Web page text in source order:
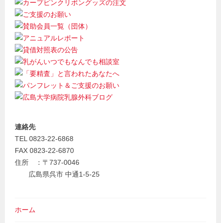
連絡先
TEL 0823-22-6868
FAX 0823-22-6870
住所 ：〒737-0046
広島県呉市 中通1-5-25
ホーム